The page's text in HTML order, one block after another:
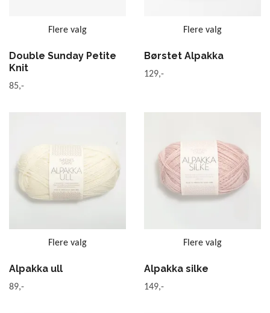
Flere valg
Double Sunday Petite
Knit
85,-
Flere valg
Børstet Alpakka
129,-
Flere valg
Alpakka ull
89,-
Flere valg
Alpakka silke
149,-